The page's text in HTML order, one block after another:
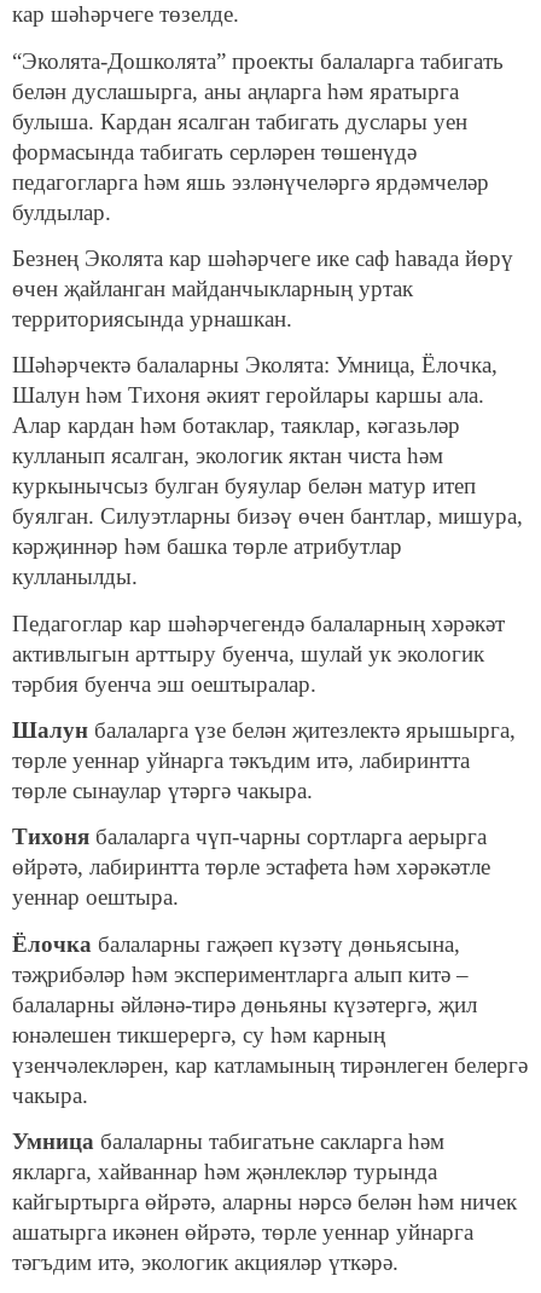
кар шәһәрчеге төзелде.
“Эколята-Дошколята” проекты балаларга табигать
белән дуслашырга, аны аңларга һәм яратырга
булыша. Кардан ясалган табигать дуслары уен
формасында табигать серләрен төшенүдә
педагогларга һәм яшь эзләнүчеләргә ярдәмчеләр
булдылар.
Безнең Эколята кар шәһәрчеге ике саф һавада йөрү
өчен җайланган майданчыкларның уртак
территориясында урнашкан.
Шәһәрчектә балаларны Эколята: Умница, Ёлочка,
Шалун һәм Тихоня әкият геройлары каршы ала.
Алар кардан һәм ботаклар, таяклар, кәгазьләр
кулланып ясалган, экологик яктан чиста һәм
куркынычсыз булган буяулар белән матур итеп
буялган. Силуэтларны бизәү өчен бантлар, мишура,
кәрҗиннәр һәм башка төрле атрибутлар
кулланылды.
Педагоглар кар шәһәрчегендә балаларның хәрәкәт
активлыгын арттыру буенча, шулай ук экологик
тәрбия буенча эш оештыралар.
Шалун балаларга үзе белән җитезлектә ярышырга,
төрле уеннар уйнарга тәкъдим итә, лабиринтта
төрле сынаулар үтәргә чакыра.
Тихоня балаларга чүп-чарны сортларга аерырга
өйрәтә, лабиринтта төрле эстафета һәм хәрәкәтле
уеннар оештыра.
Ёлочка балаларны гаҗәеп күзәтү дөньясына,
тәҗрибәләр һәм экспериментларга алып китә –
балаларны әйләнә-тирә дөньяны күзәтергә, җил
юнәлешен тикшерергә, су һәм карның
үзенчәлекләрен, кар катламының тирәнлеген белергә
чакыра.
Умница балаларны табигатьне сакларга һәм
якларга, хайваннар һәм җәнлекләр турында
кайгыртырга өйрәтә, аларны нәрсә белән һәм ничек
ашатырга икәнен өйрәтә, төрле уеннар уйнарга
тәгъдим итә, экологик акцияләр үткәрә.